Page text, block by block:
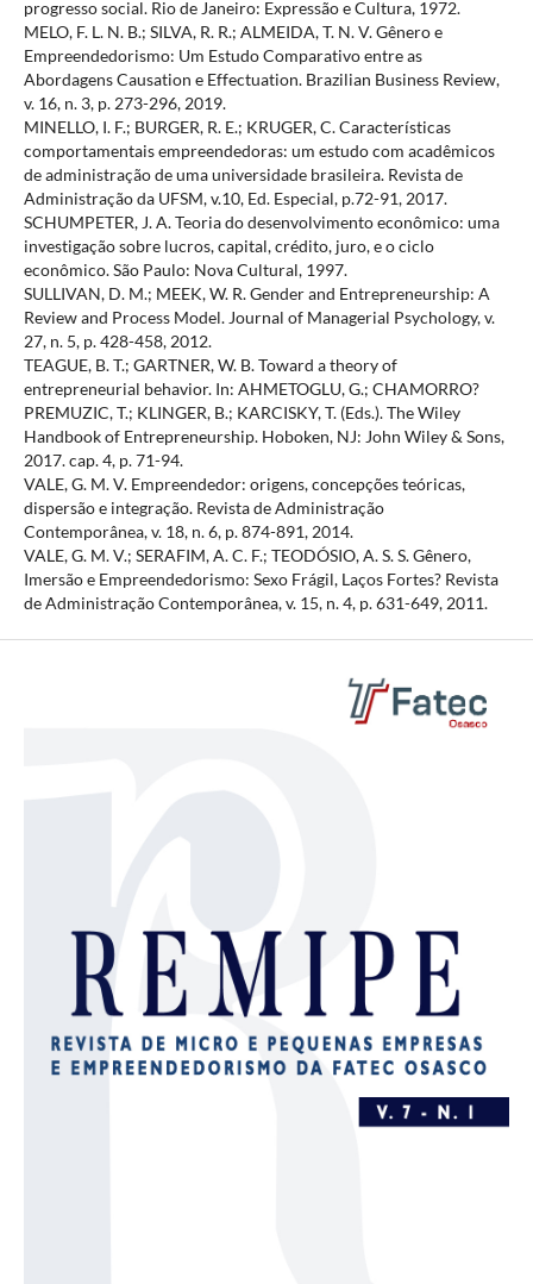
progresso social. Rio de Janeiro: Expressão e Cultura, 1972.
MELO, F. L. N. B.; SILVA, R. R.; ALMEIDA, T. N. V. Gênero e
Empreendedorismo: Um Estudo Comparativo entre as
Abordagens Causation e Effectuation. Brazilian Business Review,
v. 16, n. 3, p. 273-296, 2019.
MINELLO, I. F.; BURGER, R. E.; KRUGER, C. Características
comportamentais empreendedoras: um estudo com acadêmicos
de administração de uma universidade brasileira. Revista de
Administração da UFSM, v.10, Ed. Especial, p.72-91, 2017.
SCHUMPETER, J. A. Teoria do desenvolvimento econômico: uma
investigação sobre lucros, capital, crédito, juro, e o ciclo
econômico. São Paulo: Nova Cultural, 1997.
SULLIVAN, D. M.; MEEK, W. R. Gender and Entrepreneurship: A
Review and Process Model. Journal of Managerial Psychology, v.
27, n. 5, p. 428-458, 2012.
TEAGUE, B. T.; GARTNER, W. B. Toward a theory of
entrepreneurial behavior. In: AHMETOGLU, G.; CHAMORRO?
PREMUZIC, T.; KLINGER, B.; KARCISKY, T. (Eds.). The Wiley
Handbook of Entrepreneurship. Hoboken, NJ: John Wiley & Sons,
2017. cap. 4, p. 71-94.
VALE, G. M. V. Empreendedor: origens, concepções teóricas,
dispersão e integração. Revista de Administração
Contemporânea, v. 18, n. 6, p. 874-891, 2014.
VALE, G. M. V.; SERAFIM, A. C. F.; TEODÓSIO, A. S. S. Gênero,
Imersão e Empreendedorismo: Sexo Frágil, Laços Fortes? Revista
de Administração Contemporânea, v. 15, n. 4, p. 631-649, 2011.